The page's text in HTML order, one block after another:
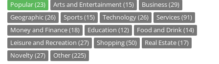
Popular (23) Arts and Entertainment (15)
Business (29)
Geographic (26)
Sports (15) Technology (26)
Services (91)
Money and Finance (18)
Education (12)
Food and Drink (14)
Leisure and Recreation (27)
Shopping (50)
Real Estate (17)
Novelty (27)
Other (225)